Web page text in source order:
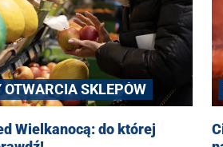
OTWARCIA SKLEPÓW
Wielkanocą: do której